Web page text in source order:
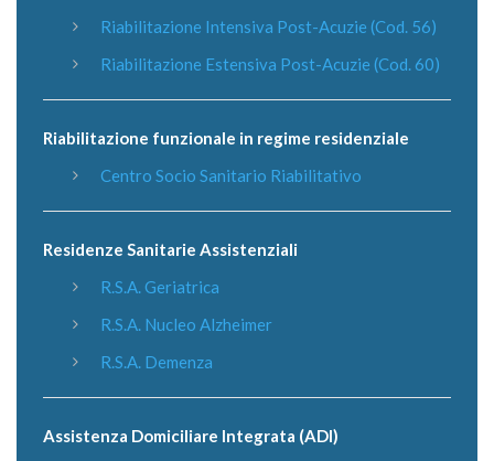
Riabilitazione Intensiva Post-Acuzie (Cod. 56)
Riabilitazione Estensiva Post-Acuzie (Cod. 60)
Riabilitazione funzionale in regime residenziale
Centro Socio Sanitario Riabilitativo
Residenze Sanitarie Assistenziali
R.S.A. Geriatrica
R.S.A. Nucleo Alzheimer
R.S.A. Demenza
Assistenza Domiciliare Integrata (ADI)